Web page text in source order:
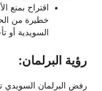
اقتراح بمنع
خطيرة من
السويدية أو
رؤية البرلمان:
رفض البرلمان السويدي